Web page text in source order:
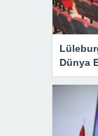
Dünya